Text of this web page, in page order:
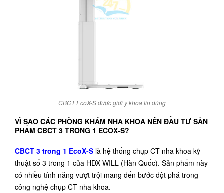
CBCT EcoX-S được giới y khoa tin dùng
VÌ SAO CÁC PHÒNG KHÁM NHA KHOA NÊN ĐẦU TƯ SẢN
PHẨM CBCT 3 TRONG 1 ECOX-S?
CBCT 3 trong 1 EcoX-S là hệ thống chụp CT nha khoa kỹ
thuật số 3 trong 1 của HDX WILL (Hàn Quốc). Sản phẩm này
có nhiều tính năng vượt trội mang đến bước đột phá trong
công nghệ chụp CT nha khoa.